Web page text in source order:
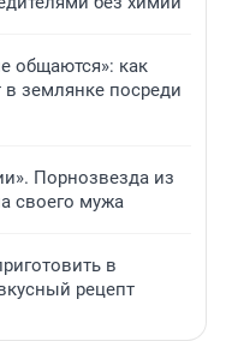
общаются»: как
землянке посреди
Порнозвезда из
своего мужа
в
рецепт